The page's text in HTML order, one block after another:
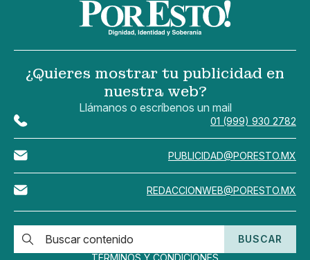
¿Quieres mostrar tu publicidad en
nuestra web?
Llámanos o escríbenos un mail
01 (999) 930 2782
PUBLICIDAD@PORESTO.MX
REDACCIONWEB@PORESTO.MX
BUSCAR
TÉRMINOS Y CONDICIONES